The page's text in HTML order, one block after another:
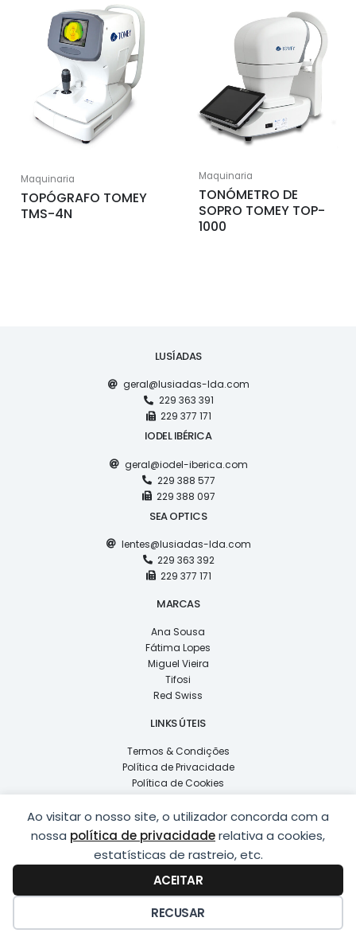
Ao visitar o nosso site, o utilizador concorda com a
nossa política de privacidaderelativa a cookies,
estatísticas de rastreio, etc.
ACEITAR
RECUSAR
Maquinaria
TOPÓGRAFO TOMEY
TMS-4N
Maquinaria
TONÓMETRO DE
SOPRO TOMEY TOP-
1000
LUSÍADAS
geral@lusiadas-lda.com
229 363 391
229 377 171
IODEL IBÉRICA
geral@iodel-iberica.com
229 388 577
229 388 097
SEA OPTICS
lentes@lusiadas-lda.com
229 363 392
229 377 171
MARCAS
Ana Sousa
Fátima Lopes
Miguel Vieira
Tifosi
Red Swiss
LINKS ÚTEIS
Termos & Condições
Política de Privacidade
Política de Cookies
Livro de Reclamações
F
a
c
e
o
f
Y
o
u
t
u
b
e
I
n
s
t
a
g
r
a
m
L
i
n
k
i
i
LUSÍADAS, DISTRIBUIÇÃO DE ÓPTICAS, LDA.
DESENVOLVIDO PORPING